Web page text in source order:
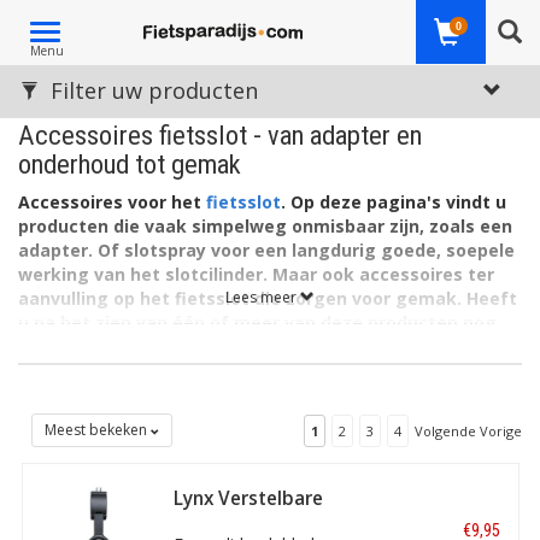
Toggle
navigation
Menu
0
Accessoires fietsslot - van adapter en
onderhoud tot gemak
Accessoires voor het fietsslot. Op deze pagina's vindt u
producten die vaak simpelweg onmisbaar zijn, zoals een
adapter. Of slotspray voor een langdurig goede, soepele
werking van het slotcilinder. Maar ook accessoires ter
aanvulling op het fietsslot die zorgen voor gemak. Heeft
helpen u graag en snel verder op weg.
fietssloten tot een zadelhouder voor een moderne lichtgewicht
kettingslot. Vind hier alle accessoires die van aanvullende
Lees meer
Filter uw producten
Meest bekeken 1 2 3 4 Volgende Vorige
Lynx Verstelbare
dubbele
€9,95